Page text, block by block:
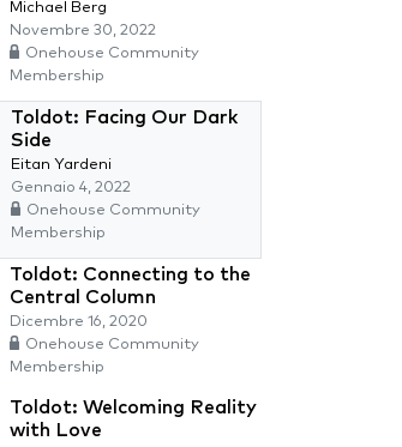
Michael Berg
Novembre 30, 2022
Onehouse Community
Membership
Toldot: Facing Our Dark
Side
Eitan Yardeni
Gennaio 4, 2022
Onehouse Community
Membership
Toldot: Connecting to the
Central Column
Dicembre 16, 2020
Onehouse Community
Membership
Toldot: Welcoming Reality
with Love